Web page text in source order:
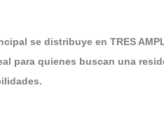
se distribuye en TRES
para quienes buscan una